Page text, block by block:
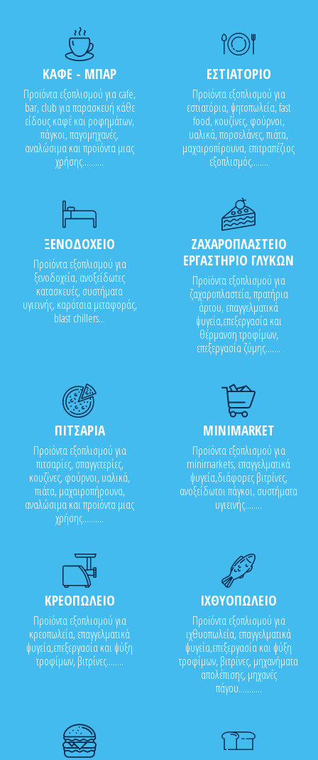
ΚΑΦΕ - ΜΠΑΡ
Προϊόντα εξοπλισμού για cafe,
bar, club για παρασκευή κάθε
είδους καφέ και ροφημάτων,
πάγκοι, παγομηχανές,
αναλώσιμα και προϊόντα μιας
χρήσης..........
ΕΣΤΙΑΤΟΡΙΟ
Προϊόντα εξοπλισμού για
εστιατόρια, ψητοπωλεία, fast
food, κουζίνες, φούρνοι,
υαλικά, πορσελάνες, πιάτα,
μαχαιροπίρουνα, επιτραπέζιος
εξοπλισμός........
ΞΕΝΟΔΟΧΕΙΟ
Προϊόντα εξοπλισμού για
ξενοδοχεία, ανοξείδωτες
κατασκευές, συστήματα
υγιεινής, καρότσια μεταφοράς,
blast chillers...
ΖΑΧΑΡΟΠΛΑΣΤΕΙΟ
ΕΡΓΑΣΤΗΡΙΟ ΓΛΥΚΩΝ
Προϊόντα εξοπλισμού για
ζαχαροπλαστεία, πρατήρια
άρτου, επαγγελματικά
ψυγεία,επεξεργασία και
θέρμανση τροφίμων,
επεξεργασία ζύμης.......
ΠΙΤΣΑΡΙΑ
Προϊόντα εξοπλισμού για
πιτσαρίες, σπαγγετερίες,
κουζίνες, φούρνοι, υαλικά,
πιάτα, μαχαιροπήρουνα,
αναλώσιμα και προϊόντα μιας
χρήσης..........
MINIMARKET
Προϊόντα εξοπλισμού για
minimarkets, επαγγελματικά
ψυγεία,διάφορες βιτρίνες,
ανοξείδωτοι πάγκοι, συστήματα
υγιεινής........
ΚΡΕΟΠΩΛΕΙΟ
Προϊόντα εξοπλισμού για
κρεοπωλεία, επαγγελματικά
ψυγεία,επεξεργασία και ψύξη
τροφίμων, βιτρίνες........
ΙΧΘΥΟΠΩΛΕΙΟ
Προϊόντα εξοπλισμού για
ιχθυοπωλεία, επαγγελματικά
ψυγεία,επεξεργασία και ψύξη
τροφίμων, βιτρίνες, μηχανήματα
απολέπισης, μηχανές
πάγου...........